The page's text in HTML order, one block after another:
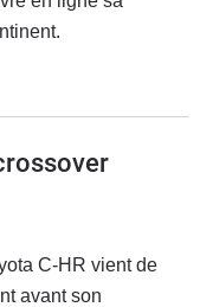
C-HR vient de
avant son